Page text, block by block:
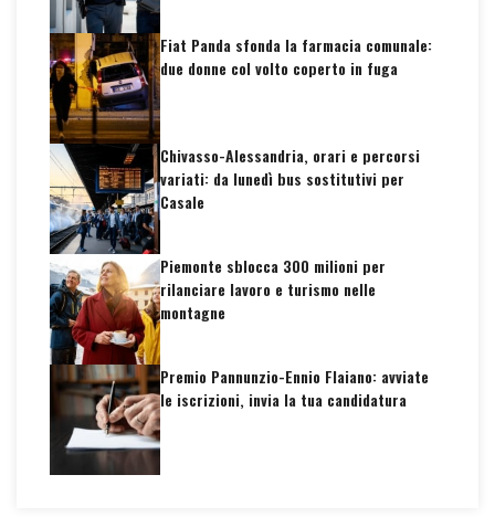
Fiat Panda sfonda la farmacia comunale:
due donne col volto coperto in fuga
Chivasso-Alessandria, orari e percorsi
variati: da lunedì bus sostitutivi per
Casale
Piemonte sblocca 300 milioni per
rilanciare lavoro e turismo nelle
montagne
Premio Pannunzio-Ennio Flaiano: avviate
le iscrizioni, invia la tua candidatura